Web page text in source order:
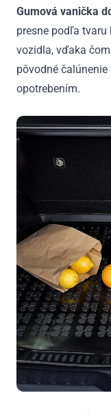
Gumová vanička
presne podľa
vozidla, vďaka
pôvodné
opotrebením.